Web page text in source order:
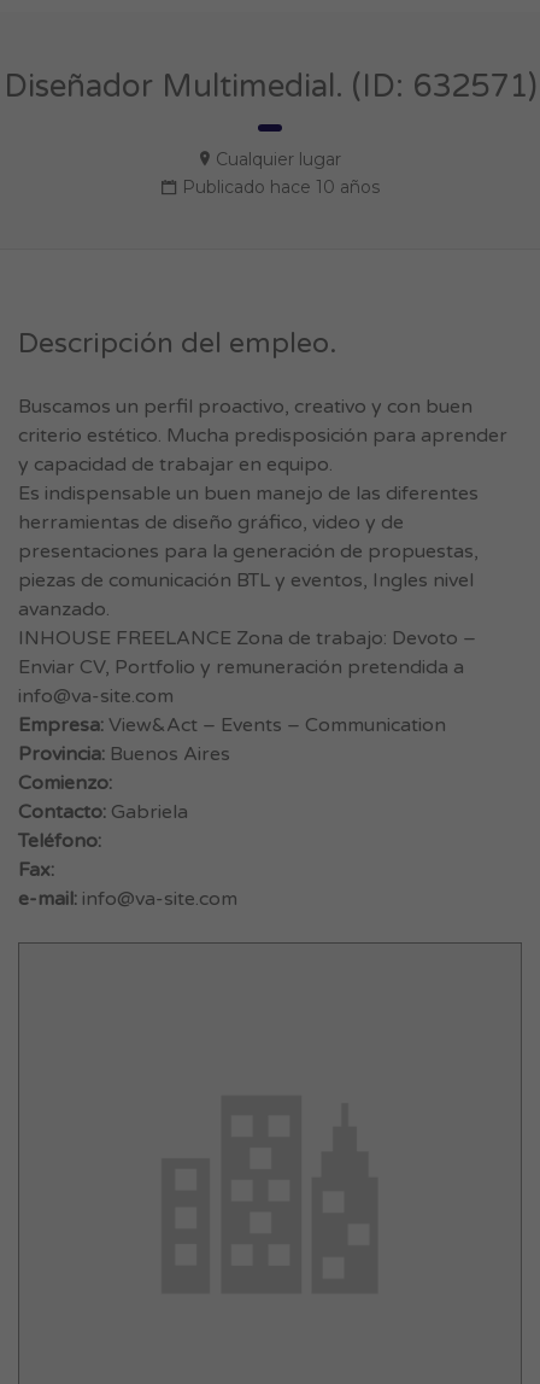
Diseñador Multimedial. (ID: 632571)
Cualquier lugar
Publicado hace 10 años
Descripción del empleo.
Buscamos un perfil proactivo, creativo y con buen
criterio estético. Mucha predisposición para aprender
y capacidad de trabajar en equipo.
Es indispensable un buen manejo de las diferentes
herramientas de diseño gráfico, video y de
presentaciones para la generación de propuestas,
piezas de comunicación BTL y eventos, Ingles nivel
avanzado.
INHOUSE FREELANCE Zona de trabajo: Devoto –
Enviar CV, Portfolio y remuneración pretendida a
info@va-site.com
Empresa: View&Act – Events – Communication
Provincia: Buenos Aires
Comienzo:
Contacto: Gabriela
Teléfono:
Fax:
e-mail: info@va-site.com